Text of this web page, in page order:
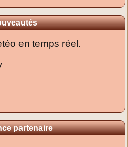
en temps réel.
partenaire